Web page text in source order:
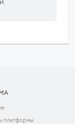
платформы